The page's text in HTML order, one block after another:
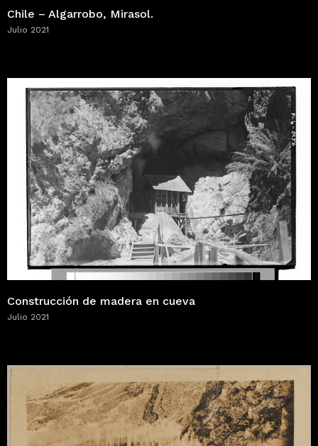
Chile – Algarrobo, Mirasol.
Julio 2021
Construcción de madera en cueva
Julio 2021